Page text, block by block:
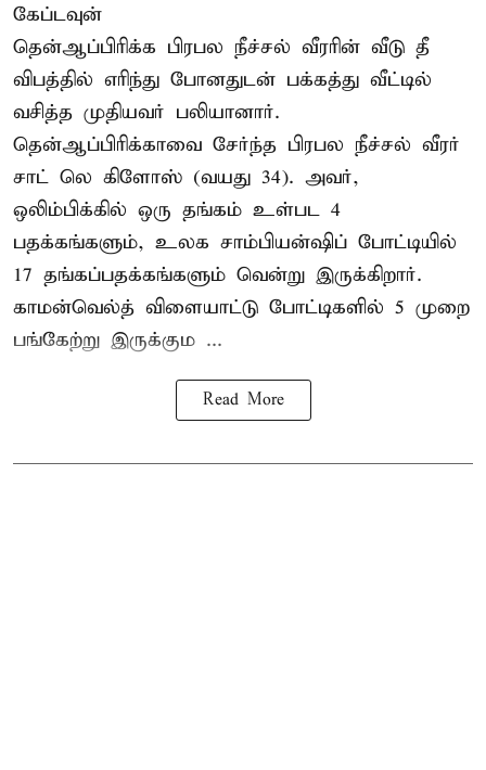
கேப்டவுன்
தென்ஆப்பிரிக்க பிரபல நீச்சல் வீரரின் வீடு தீ
விபத்தில் எரிந்து போனதுடன் பக்கத்து வீட்டில்
வசித்த முதியவர் பலியானார்.
தென்ஆப்பிரிக்காவை சேர்ந்த பிரபல நீச்சல் வீரர்
சாட் லெ கிளோஸ் (வயது 34). அவர்,
ஒலிம்பிக்கில் ஒரு தங்கம் உள்பட 4
பதக்கங்களும், உலக சாம்பியன்ஷிப் போட்டியில்
17 தங்கப்பதக்கங்களும் வென்று இருக்கிறார்.
காமன்வெல்த் விளையாட்டு போட்டிகளில் 5 முறை
பங்கேற்று இருக்கும ...
Read More